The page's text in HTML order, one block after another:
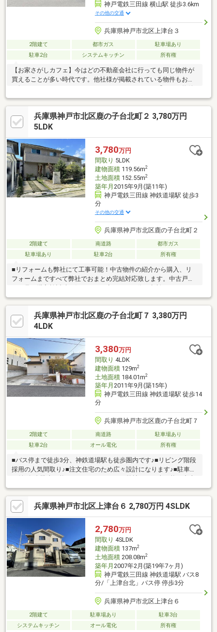
神戸電鉄三田線 横山駅 徒歩3.6km
その他の交通
兵庫県神戸市北区上津台３
2階建て 都市ガス
駐車場あり
駐車2台
システムキッチン 所有権
【お家さがしカフェ】今はどの不動産会社に行っても同じ物件が
買えることが多い時代です。他社様が掲載されている物件もお取
に出会うか」も大切ですが、「どんな人と探すか」が大切だと私
達は考えています。物件の見学だけでは見えない本当に正しい知
識や、プロだからわかる納得いくお家の探し方等を無料講座や相
談会でお話しています。皆さん最初はわからないところからお家
でも相談してください！自分の家族の家を探すようにお手伝いい
たします。一緒に楽しくお家を探しましょう！詳細は【HP】へ
兵庫県神戸市北区鹿の子台北町２ 3,780万円
5LDK
3,780万円
間取り 5LDK
建物面積119.56m2
土地面積152.55m2
築年月 2015年9月(築11年)
神戸電鉄三田線 神鉄道場駅 徒歩3
分
その他の交通
兵庫県神戸市北区鹿の子台北町２
2階建て 南道路
都市ガス
駐車場あり
駐車2台 所有権
■リフォームも弊社にて工事可能！中古物件の紹介から購入、リ
フォームまですべて弊社でおまとめ完結対応致します。中古戸建
の下見や購入検討時、気になった点があった際ご相談ください。
■当社ネット掲載以外の物件もご紹介できます。お気軽にお問合
せ下さい♪(1)将来、転勤・転職の可能性がある(2)ローンをいくら
組んでいいかわからない。。(3)見つくしたので、未公開物件を知
りたい(4)その他、お客様に合わせて対応いたします。初めての方
一度ご相談ください。
兵庫県神戸市北区鹿の子台北町７ 3,380万円
4LDK
3,380万円
間取り 4LDK
建物面積129m2
土地面積184.01m2
築年月 2011年9月(築15年)
神戸電鉄三田線 神鉄道場駅 徒歩14
分
兵庫県神戸市北区鹿の子台北町７
2階建て 南道路
駐車場あり
駐車2台
オール電化 所有権
■バス停まで徒歩3分、神鉄道場駅も徒歩圏内です♪■リビング階段
採用の人気間取り♪■注文住宅のため広々設計になります♪■駐車場
物件の紹介から購入、リフォームまですべて弊社でおまとめ完結
対応致します。中古戸建の下見や購入検討時、気になった点があ
った際ご相談ください。■当社ネット掲載以外の物件もご紹介で
きます。お気軽にお問合せ下さい♪(1)将来、転勤・転職の可能性
がある(2)ローンをいくら組んでいいかわからない。。(3)見つくし
たので、未公開物件を知りたい(4)その他、お客様に合わせて対応
いたします。初めての方も、他社様でご相談中の
兵庫県神戸市北区上津台６ 2,780万円 4SLDK
2,780万円
間取り 4SLDK
建物面積137m2
土地面積208.08m2
築年月 2007年2月(築19年7ヶ月)
神戸電鉄三田線 神鉄道場駅 バス8
分/「上津台北」バス停 停歩3分
兵庫県神戸市北区上津台６
2階建て 駐車場あり
駐車3台
システムキッチン
オール電化 所有権